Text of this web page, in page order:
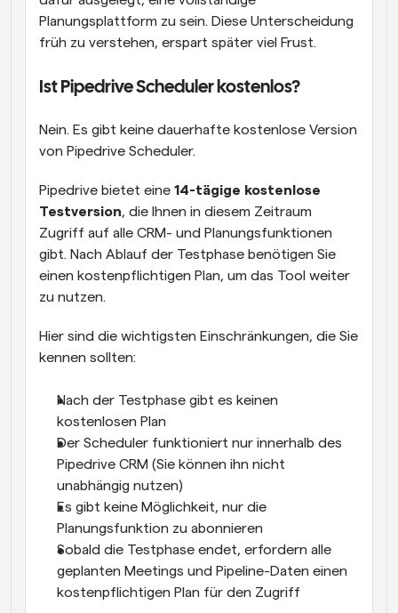
Planungsplattform zu sein. Diese Unterscheidung
früh zu verstehen, erspart später viel Frust.
Ist Pipedrive Scheduler kostenlos?
Nein. Es gibt keine dauerhafte kostenlose Version
von Pipedrive Scheduler.
Pipedrive bietet eine 14-tägige kostenlose
Testversion, die Ihnen in diesem Zeitraum
Zugriff auf alle CRM- und Planungsfunktionen
gibt. Nach Ablauf der Testphase benötigen Sie
einen kostenpflichtigen Plan, um das Tool weiter
zu nutzen.
Hier sind die wichtigsten Einschränkungen, die Sie
kennen sollten:
Nach der Testphase gibt es keinen
kostenlosen Plan
Der Scheduler funktioniert nur innerhalb des
Pipedrive CRM (Sie können ihn nicht
unabhängig nutzen)
Es gibt keine Möglichkeit, nur die
Planungsfunktion zu abonnieren
Sobald die Testphase endet, erfordern alle
geplanten Meetings und Pipeline-Daten einen
kostenpflichtigen Plan für den Zugriff